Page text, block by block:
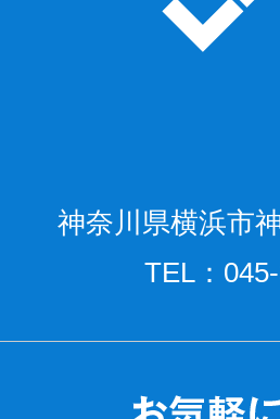
神奈川県横浜市
TEL：